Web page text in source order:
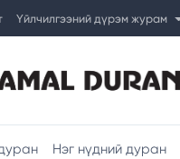
Үйлчилгээний дүрэм журам
Нэг нүдний дуран